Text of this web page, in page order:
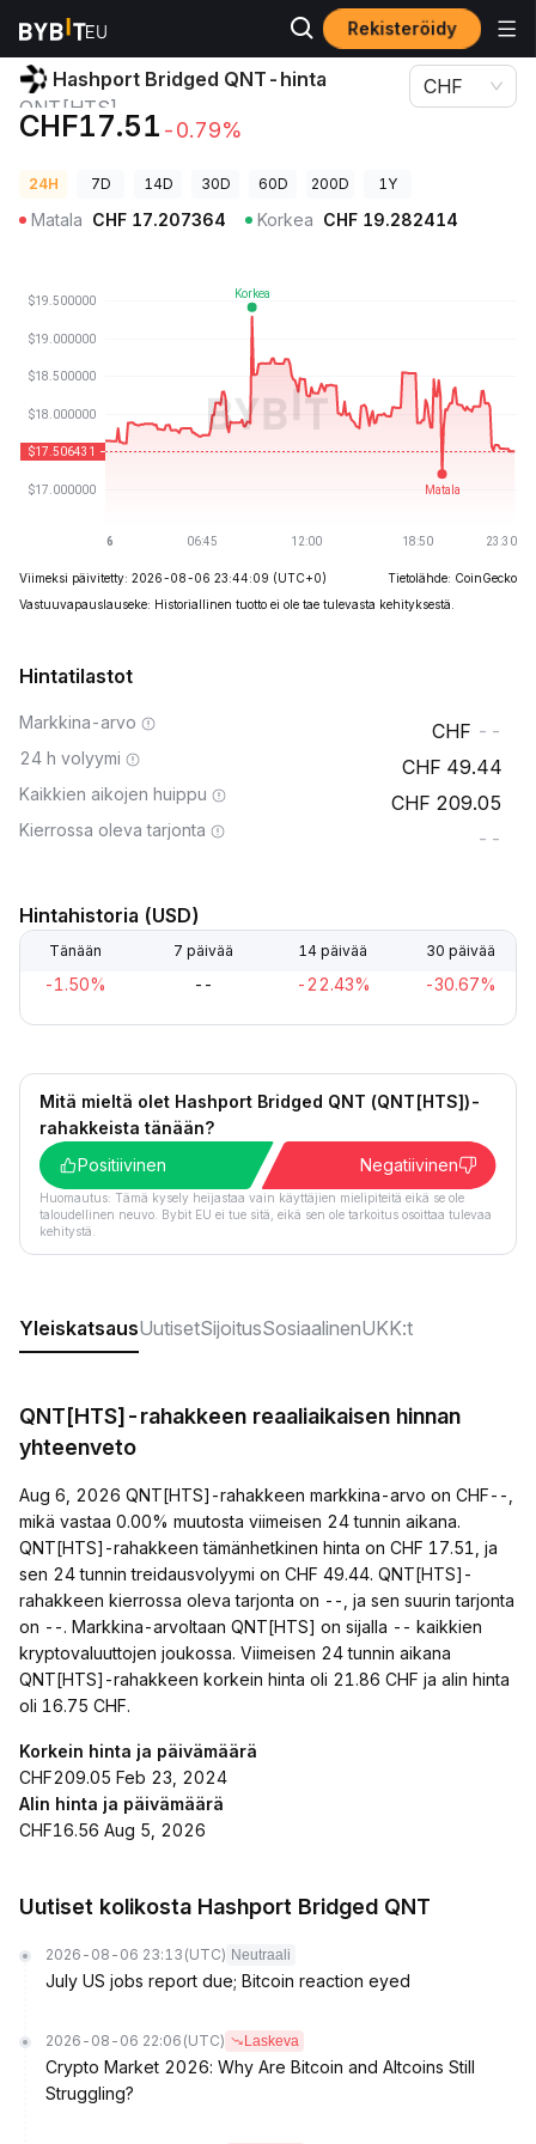
Rekisteröidy
Kryptohinnat Hashport Bridged QNT-hinta QNT[HTS]
Hashport Bridged QNT-hinta
QNT[HTS]
CHF17.51 -0.79%
CHF
24H 7D 14D 30D 60D 200D 1Y
Matala CHF 17.207364 Korkea CHF 19.282414
Viimeksi päivitetty: 2026-08-06 23:44:09 (UTC+0)
Tietolähde: CoinGecko
Vastuuvapauslauseke: Historiallinen tuotto ei ole tae tulevasta kehityksestä.
Hintatilastot
Markkina-arvo --
24 h volyymi 49.44
Kaikkien aikojen huippu 209.05
Kierrossa oleva tarjonta --
Hintahistoria (USD)
Tänään 7 päivää 14 päivää 30 päivää
-1.50% -- -22.43% -30.67%
Mitä mieltä olet Hashport Bridged QNT (QNT[HTS])-
rahakkeista tänään?
Positiivinen
Negatiivinen
Huomautus: Tämä kysely heijastaa vain käyttäjien mielipiteitä eikä se ole
taloudellinen neuvo. Bybit EU ei tue sitä, eikä sen ole tarkoitus osoittaa tulevaa
kehitystä.
YleiskatsausUutisetSijoitusSosiaalinenUKK:t
QNT[HTS]-rahakkeen reaaliaikaisen hinnan
yhteenveto
Aug 6, 2026 QNT[HTS]-rahakkeen markkina-arvo on CHF--,
mikä vastaa 0.00% muutosta viimeisen 24 tunnin aikana.
QNT[HTS]-rahakkeen tämänhetkinen hinta on CHF 17.51, ja
sen 24 tunnin treidausvolyymi on CHF 49.44. QNT[HTS]-
rahakkeen kierrossa oleva tarjonta on --, ja sen suurin tarjonta
on --. Markkina-arvoltaan QNT[HTS] on sijalla -- kaikkien
kryptovaluuttojen joukossa. Viimeisen 24 tunnin aikana
QNT[HTS]-rahakkeen korkein hinta oli 21.86 CHF ja alin hinta
oli 16.75 CHF.
Korkein hinta ja päivämäärä
CHF209.05 Feb 23, 2024
Alin hinta ja päivämäärä
CHF16.56 Aug 5, 2026
Uutiset kolikosta Hashport Bridged QNT
2026-08-06 23:13 (UTC) Neutraali
July US jobs report due; Bitcoin reaction eyed
2026-08-06 22:06 (UTC) Laskeva
Crypto Market 2026: Why Are Bitcoin and Altcoins Still
Struggling?